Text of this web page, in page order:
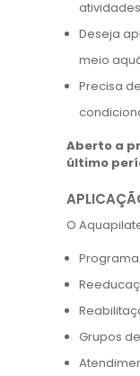
Deseja
meio
Precisa
Aberto a
último
O
Grupos